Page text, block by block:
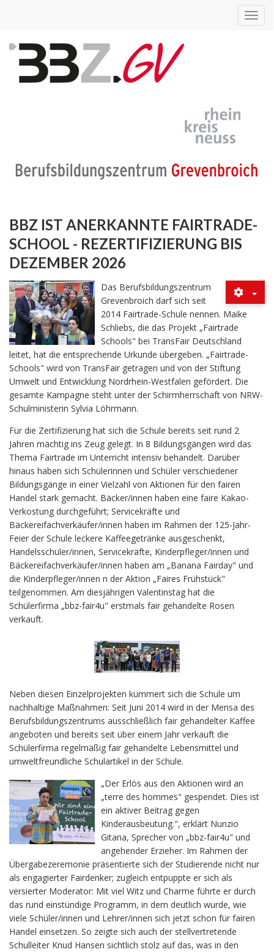
BBZ IST ANERKANNTE FAIRTRADE-
SCHOOL - REZERTIFIZIERUNG BIS
DEZEMBER 2026
Das Berufsbildungszentrum
Grevenbroich darf sich seit
2014 Fairtrade-Schule nennen. Maike
Schliebs, die das Projekt „Fairtrade
Schools" bei TransFair Deutschland
leitet, hat die entsprechende Urkunde übergeben. „Fairtrade-
Schools" wird von TransFair getragen und von der Stiftung
Umwelt und Entwicklung Nordrhein-Westfalen gefördert. Die
gesamte Kampagne steht unter der Schirmherrschaft von NRW-
Schulministerin Sylvia Löhrmann.
Für die Zertifizierung hat sich die Schule bereits seit rund 2
Jahren mächtig ins Zeug gelegt. In 8 Bildungsgängen wird das
Thema Fairtrade im Unterricht intensiv behandelt. Darüber
hinaus haben sich Schülerinnen und Schüler verschiedener
Bildungsgänge in einer Vielzahl von Aktionen für den fairen
Handel stark gemacht. Bäcker/innen haben eine faire Kakao-
Verkostung durchgeführt; Servicekräfte und
Bäckereifachverkäufer/innen haben im Rahmen der 125-Jahr-
Feier der Schule leckere Kaffeegetränke ausgeschenkt,
Handelsschüler/innen, Servicekräfte, Kinderpfleger/innen und
Bäckereifachverkäufer/innen haben am „Banana Fairday" und
die Kinderpfleger/innen n der Aktion „Faires Frühstück"
teilgenommen. Am diesjährigen Valentinstag hat die
Schülerfirma „bbz-fair4u" erstmals fair gehandelte Rosen
verkauft.
Neben diesen Einzelprojekten kümmert sich die Schule um
nachhaltige Maßnahmen: Seit Juni 2014 wird in der Mensa des
Berufsbildungszentrums ausschließlich fair gehandelter Kaffee
angeboten und bereits seit über einem Jahr verkauft die
Schülerfirma regelmäßig fair gehandelte Lebensmittel und
umweltfreundliche Schulartikel in der Schule.
„Der Erlös aus den Aktionen wird an
„terre des hommes" gespendet. Dies ist
ein aktiver Beitrag gegen
Kinderausbeutung.", erklärt Nunzio
Gitana, Sprecher von „bbz-fair4u" und
angehender Erzieher. Im Rahmen der
Übergabezeremonie präsentierte sich der Studierende nicht nur
als engagierter Fairdenker; zugleich entpuppte er sich als
versierter Moderator: Mit viel Witz und Charme führte er durch
das rund einstündige Programm, in dem deutlich wurde, wie
viele Schüler/innen und Lehrer/innen sich jetzt schon für fairen
Handel einsetzen. So zeigte sich auch der stellvertretende
Schulleiter Knud Hansen sichtlich stolz auf das, was in den